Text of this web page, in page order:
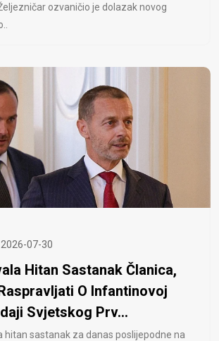
ozvaničio je dolazak novog
2026-07-30
Hitan Sastanak Članica,
O Infantinovoj
Svjetskog Prv...
hitan sastanak za danas poslijepodne na